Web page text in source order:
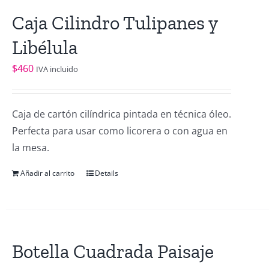
Caja Cilindro Tulipanes y
Libélula
$460 IVA incluido
Caja de cartón cilíndrica pintada en técnica óleo.
Perfecta para usar como licorera o con agua en
la mesa.
Añadir al carrito Details
Botella Cuadrada Paisaje